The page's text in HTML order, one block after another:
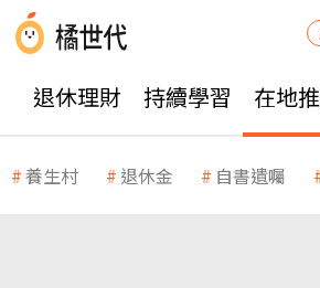
退休理財 持續學習 在地
養生村 退休金 自書遺囑